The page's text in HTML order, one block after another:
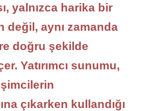
yalnızca harika bir
değil, aynı zamanda
doğru şekilde
Yatırımcı sunumu,
çıkarken kullandığı